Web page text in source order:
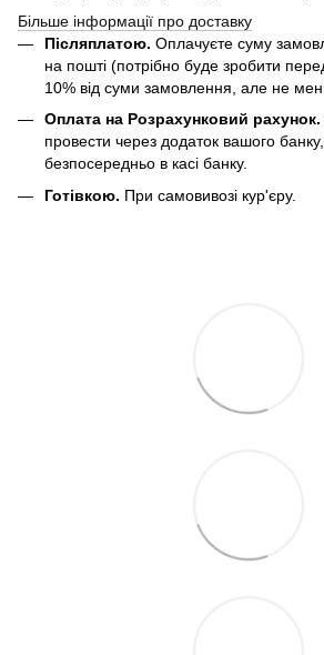
Більше інформації про доставку
Післяплатою. Оплачуєте суму
на пошті (потрібно буде зробити
10% від суми замовлення, але не
Оплата на Розрахунковий рахунок.
провести через додаток вашого
безпосередньо в касі банку.
Готівкою. При самовивозі кур'єру.